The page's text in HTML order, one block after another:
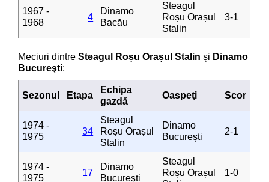
1967 -
1968
4
Dinamo
Bacău
Steagul
Roșu Orașul
Stalin
3-1
Meciuri dintreSteagul Roșu Orașul Stalin şi Dinamo
Bucureşti:
Sezonul Etapa
Echipa
gazdă
Oaspeţi Scor
1974 -
1975
34
Steagul
Roșu Orașul
Stalin
Dinamo
Bucureşti
2-1
1974 -
1975
17
Dinamo
Bucureşti
Steagul
Roșu Orașul
1-0